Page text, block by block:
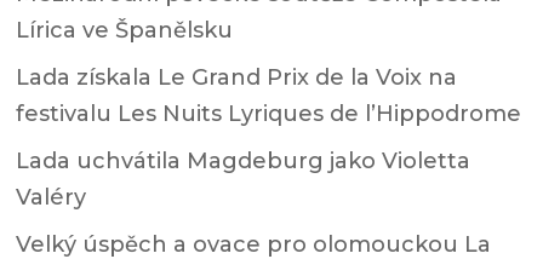
Lírica ve Španělsku
Lada získala Le Grand Prix de la Voix na
festivalu Les Nuits Lyriques de l’Hippodrome
Lada uchvátila Magdeburg jako Violetta
Valéry
Velký úspěch a ovace pro olomouckou La